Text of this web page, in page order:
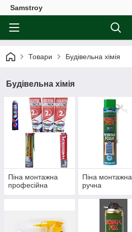
Samstroy
Товари Будівельна хімія
Будівельна хімія
Піна монтажна
професійна
Піна монтажна
ручна